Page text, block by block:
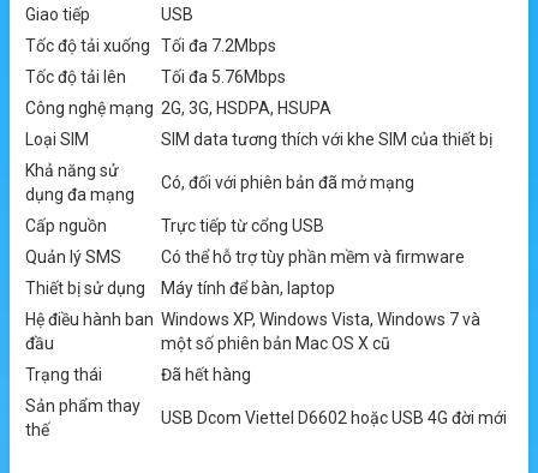
Giao tiếp
USB
Tốc độ tải xuống
Tối đa 7.2Mbps
Tốc độ tải lên
Tối đa 5.76Mbps
Công nghệ mạng 2G, 3G, HSDPA, HSUPA
Loại SIM
SIM data tương thích với khe SIM của thiết bị
Khả năng sử
dụng đa mạng
Có, đối với phiên bản đã mở mạng
Cấp nguồn
Trực tiếp từ cổng USB
Quản lý SMS
Có thể hỗ trợ tùy phần mềm và firmware
Thiết bị sử dụng
Máy tính để bàn, laptop
Hệ điều hành ban
đầu
Windows XP, Windows Vista, Windows 7 và
một số phiên bản Mac OS X cũ
Trạng thái
Đã hết hàng
Sản phẩm thay
thế
USB Dcom Viettel D6602 hoặc USB 4G đời mới